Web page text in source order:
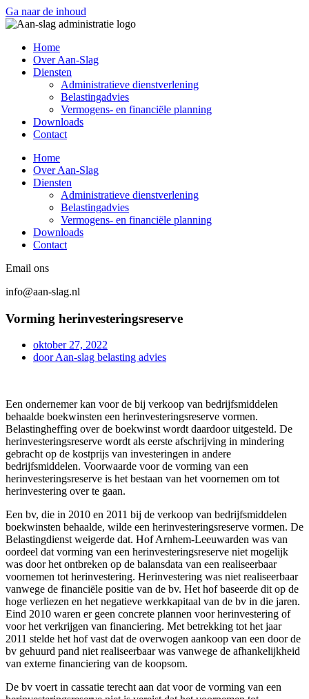
Ga naar de inhoud
Home
Over Aan-Slag
Diensten
Administratieve dienstverlening
Belastingadvies
Vermogens- en financiële planning
Downloads
Contact
Home
Over Aan-Slag
Diensten
Administratieve dienstverlening
Belastingadvies
Vermogens- en financiële planning
Downloads
Contact
Email ons
info@aan-slag.nl
Vorming herinvesteringsreserve
oktober 27, 2022
doorAan-slag belasting advies
Een ondernemer kan voor de bij verkoop van bedrijfsmiddelen
behaalde boekwinsten een herinvesteringsreserve vormen.
Belastingheffing over de boekwinst wordt daardoor uitgesteld. De
herinvesteringsreserve wordt als eerste afschrijving in mindering
gebracht op de kostprijs van investeringen in andere
bedrijfsmiddelen. Voorwaarde voor de vorming van een
herinvesteringsreserve is het bestaan van het voornemen om tot
herinvestering over te gaan.
Een bv, die in 2010 en 2011 bij de verkoop van bedrijfsmiddelen
boekwinsten behaalde, wilde een herinvesteringsreserve vormen. De
Belastingdienst weigerde dat. Hof Arnhem-Leeuwarden was van
oordeel dat vorming van een herinvesteringsreserve niet mogelijk
was door het ontbreken op de balansdata van een realiseerbaar
voornemen tot herinvestering. Herinvestering was niet realiseerbaar
vanwege de financiële positie van de bv. Het hof baseerde dit op de
hoge verliezen en het negatieve werkkapitaal van de bv in die jaren.
Eind 2010 waren er geen concrete plannen voor herinvestering of
voor het verkrijgen van financiering. Met betrekking tot het jaar
2011 stelde het hof vast dat de overwogen aankoop van een door de
bv gehuurd pand niet realiseerbaar was vanwege de afhankelijkheid
van externe financiering van de koopsom.
De bv voert in cassatie terecht aan dat voor de vorming van een